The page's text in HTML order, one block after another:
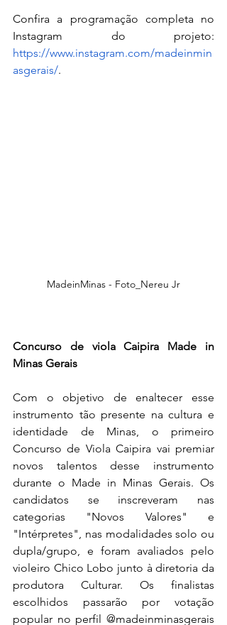
Confira a programação completa no
https://www.instagram.com/madeinmin
asgerais/.
MadeinMinas - Foto_Nereu Jr
Concurso de viola Caipira Made in
Minas Gerais
Com o objetivo de enaltecer esse
instrumento tão presente na cultura e
identidade de Minas, o primeiro
Concurso de Viola Caipira vai premiar
novos talentos desse instrumento
durante o Made in Minas Gerais. Os
candidatos se inscreveram nas
categorias "Novos Valores" e
"Intérpretes", nas modalidades solo ou
dupla/grupo, e foram avaliados pelo
violeiro Chico Lobo junto à diretoria da
produtora Culturar. Os finalistas
escolhidos passarão por votação
popular no perfil @madeinminasgerais